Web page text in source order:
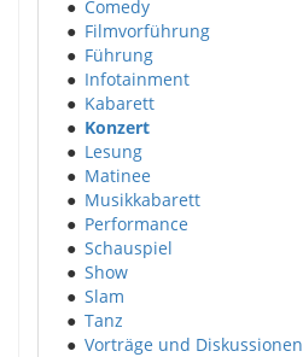
● Comedy
● Filmvorführung
● Führung
● Infotainment
● Kabarett
● Konzert
● Lesung
● Matinee
● Musikkabarett
● Performance
● Schauspiel
● Show
● Slam
● Tanz
● Vorträge und Diskussionen